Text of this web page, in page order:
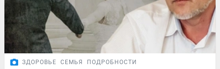
ЗДОРОВЬЕ СЕМЬЯ ПОДРОБНОСТИ